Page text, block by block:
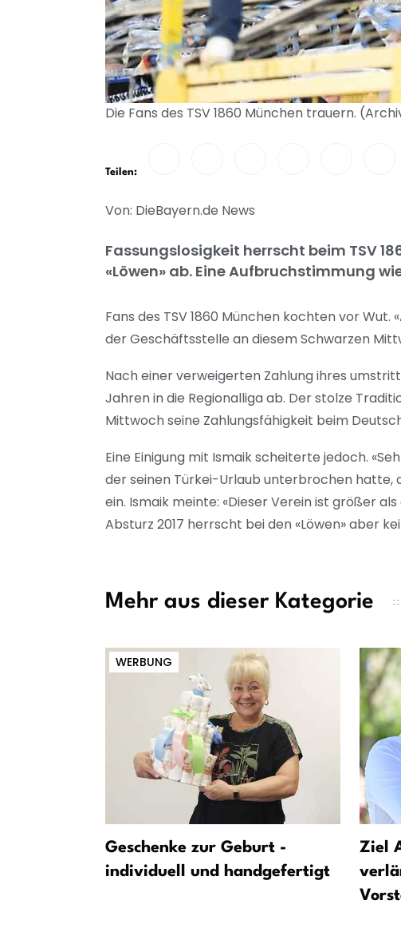
Die Fans des TSV 1860 München trauern.
Teilen:
Von: DieBayern.de News
Fassungslosigkeit herrscht beim TSV
«Löwen» ab. Eine Aufbruchstimmung
Fans des TSV 1860 München kochten vor
der Geschäftsstelle an diesem Schwarzen
Nach einer verweigerten Zahlung ihres
Jahren in die Regionalliga ab. Der stolze
Mittwoch seine Zahlungsfähigkeit beim
Eine Einigung mit Ismaik scheiterte jedoch.
der seinen Türkei-Urlaub unterbrochen hatte,
ein. Ismaik meinte: «Dieser Verein ist größer
Absturz 2017 herrscht bei den «Löwen» aber
Mehr aus dieser Kategorie
WERBUNG
Geschenke zur Geburt -
individuell und handgefertigt
Ziel